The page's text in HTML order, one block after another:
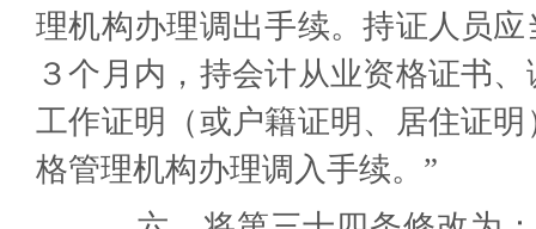
理机构办理调出手续。持证人员
３个月内，持会计从业资格证书
工作证明（或户籍证明、居住证
格管理机构办理调入手续。”